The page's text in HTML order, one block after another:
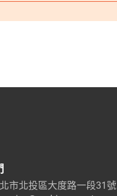
市北投區大度路一段31號